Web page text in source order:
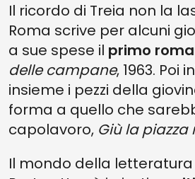
Il ricordo di Treia non la
Roma scrive per alcuni
a sue spese il primo
delle campane, 1963. Poi
insieme i pezzi della
forma a quello che
capolavoro, Giù la piazza
Il mondo della